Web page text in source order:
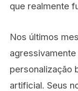
que realmente
Nos últimos
personalização
artificial. Seus